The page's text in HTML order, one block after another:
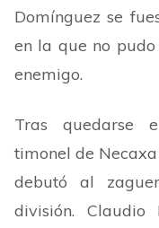
Domínguez se
en la que no
enemigo.
Tras quedarse
timonel de
debutó al
división.